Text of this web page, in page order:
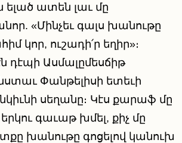
ելած ատեն լաւ մը
«Մինչեւ գալս խանութը
կոր, ուշադի՛ր եղիր»։
դէպի Ասմալըմեսճիթ
Փանթելիսի ետեւի
սեղանը։ Կէս քարաֆ մը
գաւաթ խմել, քիչ մը
խանութը գոցելով կանուխ